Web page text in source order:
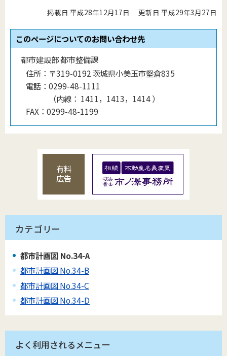
掲載日 平成28年12月17日 更新日 平成29年3月27日
このページについてのお問い合わせ先
都市建設部 都市整備課
住所： 〒319-0192 茨城県小美玉市堅倉835
電話： 0299-48-1111
（内線 ： 1411，1413，1414）
FAX： 0299-48-1199
有料
広告
カテゴリー
都市計画図 No.34-A
都市計画図 No.34-B
都市計画図 No.34-C
都市計画図 No.34-D
よく利用されるメニュー